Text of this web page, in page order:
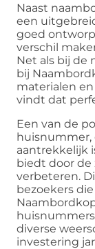
Naast
een
goed
verschil
Net als bij de
bij
materialen
vindt dat
Een van de
huisnummer,
aantrekkelijk
biedt door
verbeteren.
bezoekers
diverse
investering